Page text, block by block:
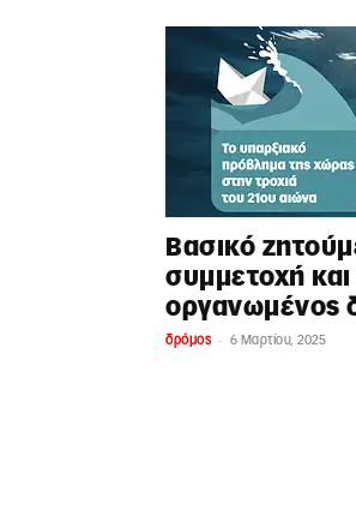
Βασικό
συμμετοχή και
οργανωμένος
δρόμος - 6 Μαρτίου, 2025